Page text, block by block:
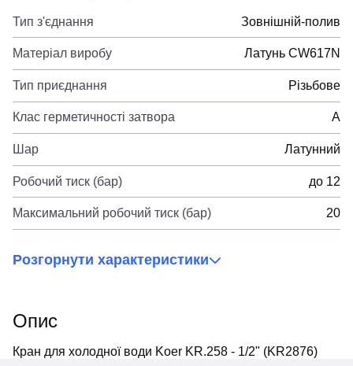
Тип з'єднання Зовнішній-полив
Матеріал виробу Латунь CW617N
Тип приєднання Різьбове
Клас герметичності затвора А
Шар Латунний
Робочий тиск (бар) до 12
Максимальний робочий тиск (бар) 20
Розгорнути характеристики
Опис
Кран для холодної води Koer KR.258 - 1/2" (KR2876)